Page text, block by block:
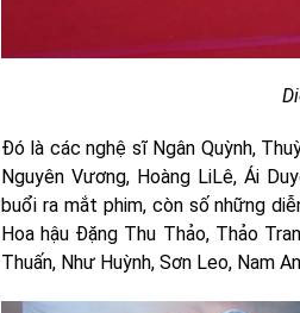
Đó là các nghệ sĩ Ngân Quỳnh,
Nguyên Vương, Hoàng LiLê, Ái
buổi ra mắt phim, còn số những
Hoa hậu Đặng Thu Thảo, Thảo
Thuấn, Như Huỳnh, Sơn Leo, Nam